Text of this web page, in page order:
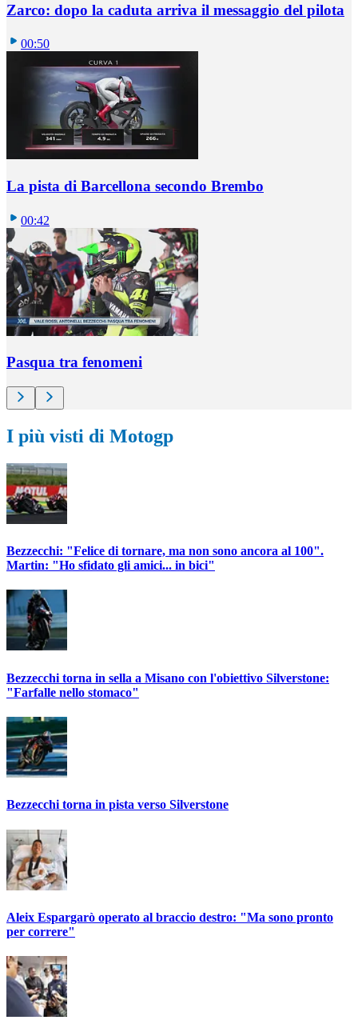
Zarco: dopo la caduta arriva il messaggio del pilota
00:50
La pista di Barcellona secondo Brembo
00:42
Pasqua tra fenomeni
I più visti di Motogp
Bezzecchi: "Felice di tornare, ma non sono ancora al 100".
Martin: "Ho sfidato gli amici... in bici"
Bezzecchi torna in sella a Misano con l'obiettivo Silverstone:
"Farfalle nello stomaco"
Bezzecchi torna in pista verso Silverstone
Aleix Espargarò operato al braccio destro: "Ma sono pronto
per correre"